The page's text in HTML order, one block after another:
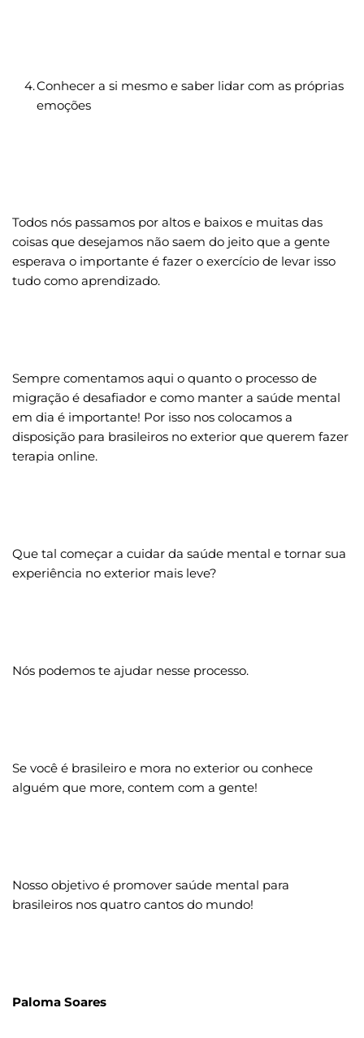
Conhecer a si mesmo e saber lidar com as próprias
emoções
Todos nós passamos por altos e baixos e muitas das
coisas que desejamos não saem do jeito que a gente
esperava o importante é fazer o exercício de levar isso
tudo como aprendizado.
Sempre comentamos aqui o quanto o processo de
migração é desafiador e como manter a saúde mental
em dia é importante! Por isso nos colocamos a
disposição para brasileiros no exterior que querem fazer
terapia online.
Que tal começar a cuidar da saúde mental e tornar sua
experiência no exterior mais leve?
Nós podemos te ajudar nesse processo.
Se você é brasileiro e mora no exterior ou conhece
alguém que more, contem com a gente!
Nosso objetivo é promover saúde mental para
brasileiros nos quatro cantos do mundo!
Paloma Soares